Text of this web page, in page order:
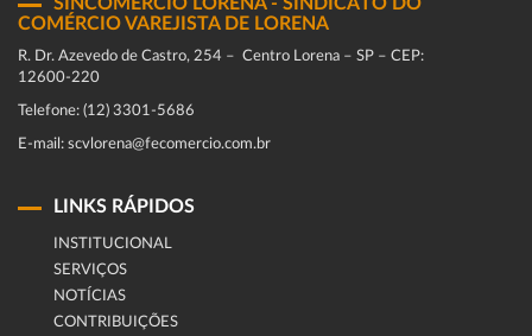
COMÉRCIO VAREJISTA DE LORENA
R. Dr. Azevedo de Castro, 254 – Centro Lorena – SP – CEP:
12600-220
Telefone: (12) 3301-5686
E-mail: scvlorena@fecomercio.com.br
LINKS RÁPIDOS
INSTITUCIONAL
SERVIÇOS
NOTÍCIAS
CONTRIBUIÇÕES